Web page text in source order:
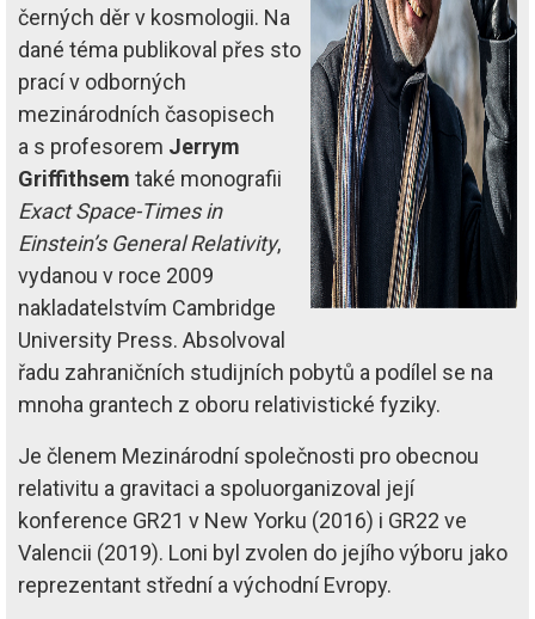
černých děr v kosmologii. Na
dané téma publikoval přes sto
prací v odborných
mezinárodních časopisech
a s profesorem Jerrym
Griffithsem také monografii
Exact Space-Times in
Einstein’s General Relativity,
vydanou v roce 2009
nakladatelstvím Cambridge
University Press. Absolvoval
řadu zahraničních studijních pobytů a podílel se na
mnoha grantech z oboru relativistické fyziky.
Je členem Mezinárodní společnosti pro obecnou
relativitu a gravitaci a spoluorganizoval její
konference GR21 v New Yorku (2016) i GR22 ve
Valencii (2019). Loni byl zvolen do jejího výboru jako
reprezentant střední a východní Evropy.